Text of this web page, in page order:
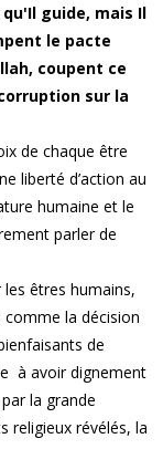
guide, mais Il
le pacte
coupent ce
sur la
de chaque être
liberté d’action au
humaine et le
parler de
êtres humains,
la décision
de
à avoir dignement
la grande
religieux révélés, la